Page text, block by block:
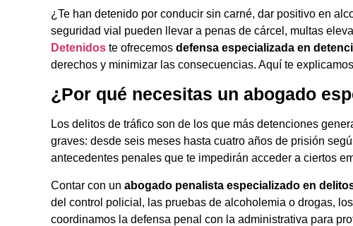
¿Te han detenido por conducir sin carné, dar positivo en
seguridad vial pueden llevar a penas de cárcel, multas
Detenidos te ofrecemos defensa especializada en
derechos y minimizar las consecuencias. Aquí te
¿Por qué necesitas un abogado
Los delitos de tráfico son de los que más detenciones
graves: desde seis meses hasta cuatro años de prisión
antecedentes penales que te impedirán acceder a ciertos
Contar con un abogado penalista especializado en
del control policial, las pruebas de alcoholemia o drogas,
coordinamos la defensa penal con la administrativa para